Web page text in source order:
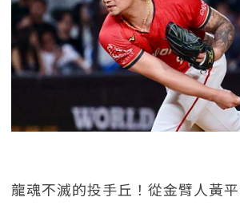
龍魂不滅的投手丘！從金臂人黃